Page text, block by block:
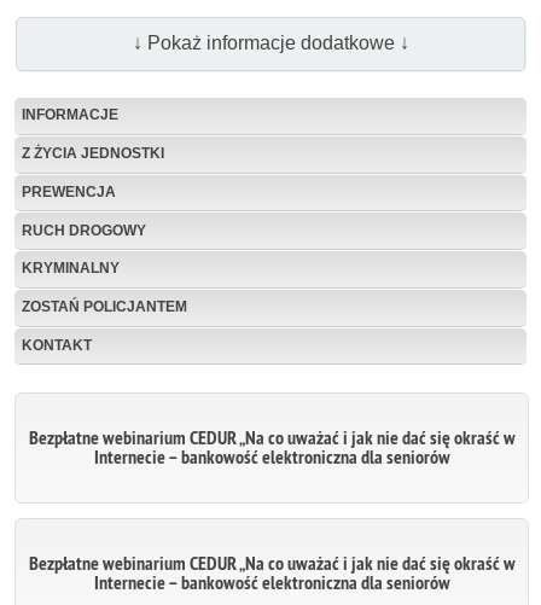
↓ Pokaż informacje dodatkowe ↓
INFORMACJE
Z ŻYCIA JEDNOSTKI
PREWENCJA
RUCH DROGOWY
KRYMINALNY
ZOSTAŃ POLICJANTEM
KONTAKT
Bezpłatne webinarium CEDUR „Na co uważać i jak nie dać się okraść w
Internecie – bankowość elektroniczna dla seniorów
Bezpłatne webinarium CEDUR „Na co uważać i jak nie dać się okraść w
Internecie – bankowość elektroniczna dla seniorów